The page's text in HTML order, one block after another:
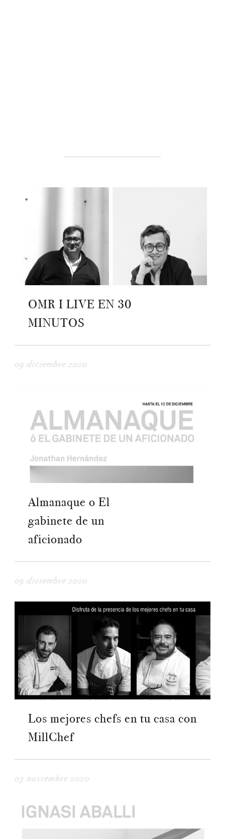
OMR I LIVE EN 30
MINUTOS
09 diciembre 2020
Almanaque o El
gabinete de un
aficionado
09 diciembre 2020
Los mejores chefs en tu casa con
MillChef
03 noviembre 2020